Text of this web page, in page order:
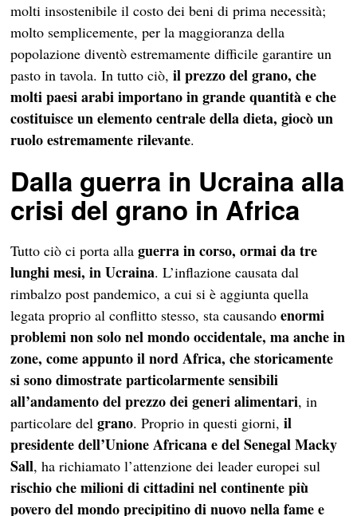
molti insostenibile il costo dei beni di prima necessità;
molto semplicemente, per la maggioranza della
popolazione diventò estremamente difficile garantire un
pasto in tavola. In tutto ciò,il prezzo del grano, che
molti paesi arabi importano in grande quantità e che
costituisce un elemento centrale della dieta, giocò un
ruolo estremamente rilevante.
Dalla guerra in Ucraina alla
crisi del grano in Africa
Tutto ciò ci porta allaguerra in corso, ormai da tre
lunghi mesi, in Ucraina. L’inflazione causata dal
rimbalzo post pandemico, a cui si è aggiunta quella
legata proprio al conflitto stesso, sta causandoenormi
problemi non solo nel mondo occidentale, ma anche in
zone, come appunto il nord Africa, che storicamente
si sono dimostrate particolarmente sensibili
all’andamento del prezzo dei generi alimentari, in
particolare delgrano. Proprio in questi giorni,il
presidente dell’Unione Africana e del Senegal Macky
Sall, ha richiamato l’attenzione dei leader europei sul
rischio che milioni di cittadini nel continente più
povero del mondo precipitino di nuovo nella fame e